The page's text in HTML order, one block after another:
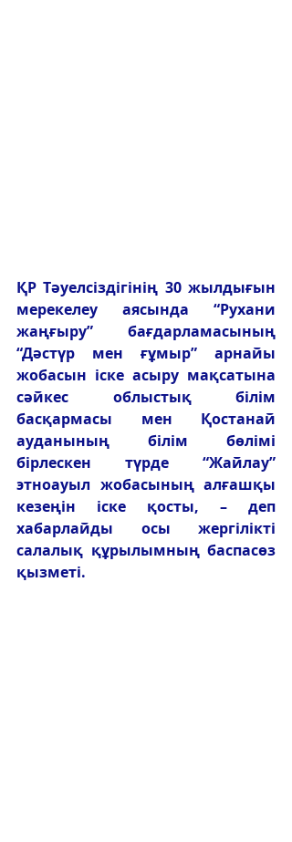
ҚР Тәуелсіздігінің 30 жылдығын
мерекелеу аясында “Рухани
жаңғыру” бағдарламасының
“Дәстүр мен ғұмыр” арнайы
жобасын іске асыру мақсатына
сәйкес облыстық білім
басқармасы мен Қостанай
ауданының білім бөлімі
бірлескен түрде “Жайлау”
этноауыл жобасының алғашқы
кезеңін іске қосты, – деп
хабарлайды осы жергілікті
салалық құрылымның баспасөз
қызметі.